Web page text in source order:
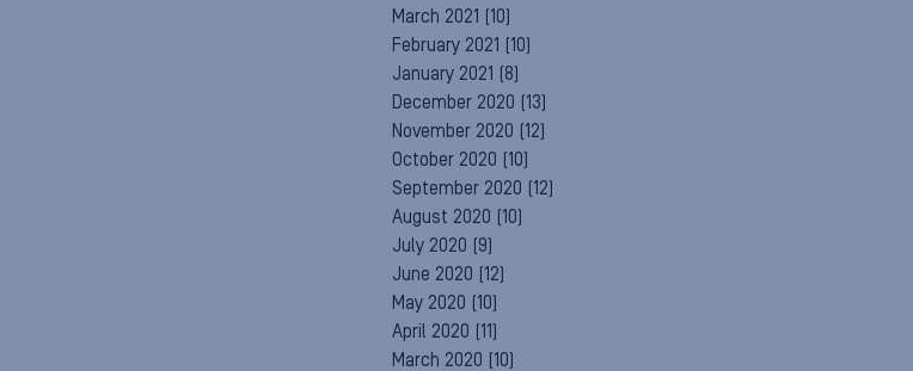
March 2021 (10)
February 2021 (10)
January 2021 (8)
December 2020 (13)
November 2020 (12)
October 2020 (10)
September 2020 (12)
August 2020 (10)
July 2020 (9)
June 2020 (12)
May 2020 (10)
April 2020 (11)
March 2020 (10)